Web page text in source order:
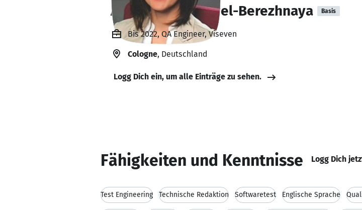
Anzhelika Gemayel-Berezhnaya Basis
Bis 2022, QA Engineer, Viseven
Cologne, Deutschland
Logg Dich ein, um alle Einträge zu sehen.
Fähigkeiten und Kenntnisse Logg Dich
Test Engineering Technische Redaktion Softwaretest Englische Sprache